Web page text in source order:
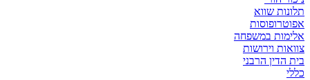
תלונות שווא
אפוטרופוסות
אלימות במשפחה
צוואות וירושות
בית הדין הרבני
כללי